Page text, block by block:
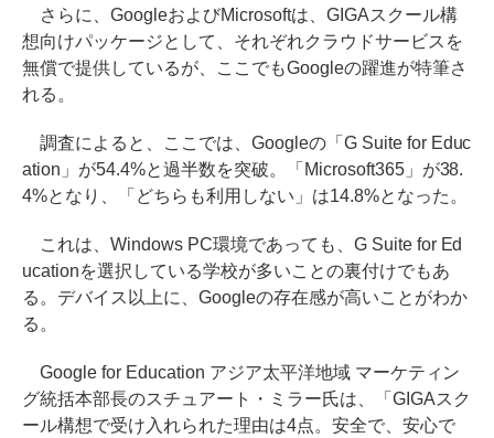
さらに、GoogleおよびMicrosoftは、GIGAスクール構
想向けパッケージとして、それぞれクラウドサービスを
無償で提供しているが、ここでもGoogleの躍進が特筆さ
れる。
調査によると、ここでは、Googleの「G Suite for Educ
ation」が54.4%と過半数を突破。「Microsoft365」が38.
4%となり、「どちらも利用しない」は14.8%となった。
これは、Windows PC環境であっても、G Suite for Ed
ucationを選択している学校が多いことの裏付けでもあ
る。デバイス以上に、Googleの存在感が高いことがわか
る。
Google for Education アジア太平洋地域 マーケティン
グ統括本部長のスチュアート・ミラー氏は、「GIGAスク
ール構想で受け入れられた理由は4点。安全で、安心で